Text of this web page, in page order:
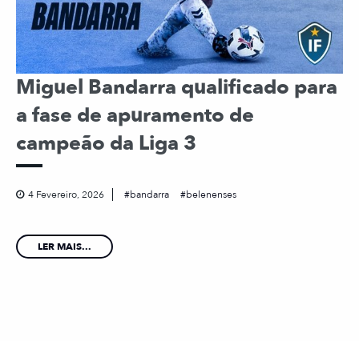
Miguel Bandarra qualificado para
a fase de apuramento de
campeão da Liga 3
4 Fevereiro, 2026 bandarra belenenses
LER MAIS...